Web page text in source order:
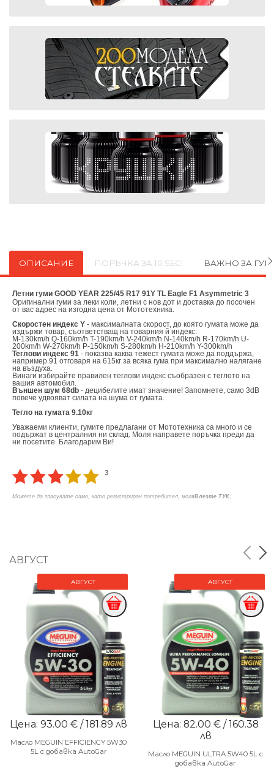
ОПИСАНИЕ ПОРЪЧКА ЗА 10 SEC! ВАЖНО ЗА
Летни гуми GOOD YEAR 225/45 R17 91Y TL Eagle F1 Asymmetric 3
Оригинални гуми за леки коли, летни с нов дот и доставка до посочен
от вас адрес на изгодна цена от Мототехника.
Скоростен индекс Y - максималната скорост, до която гумата може да
издържи товар, съответстващ на товарния й индекс:
M-130km/h Q-160km/h T-190km/h V-240km/h N-140km/h R-170km/h U-
200km/h W-270km/h P-150km/h S-280km/h H-210km/h Y-300km/h
Теглови индекс 91 - показва каква тежест гумата може да поддържа,
например 91 отговаря на 615кг за всяка гума при максимално налягане
на въздуха.
Винаги избирайте правилен теглови индекс съобразен с теглото на
вашия автомобил.
Външен шум 68db - децибелите имат значение! Запомнете, само 3dB
повече удвояват силата на шума от гумата.
Тегло на гумата 9.10кг
Уважаеми клиенти, гумите предлагани от Мототехника са много и се
подържат в централния ни склад. Моля направете поръчка преди да
ни посетите. Благодарим Ви!
3
Можете да гласувате само, като регистриран потребител, моляВлезте ТУК
АВГУСТ
АВГУСТ
Цена: 93.00 € / 181.89 лв
Масло MEGUIN EFFICIENCY 5W30
5L с добавка AutoGar
АВГУСТ
Цена: 82.00 € / 160.38
лв
Масло MEGUIN ULTRA 5W40 5L с
добавка AutoGar